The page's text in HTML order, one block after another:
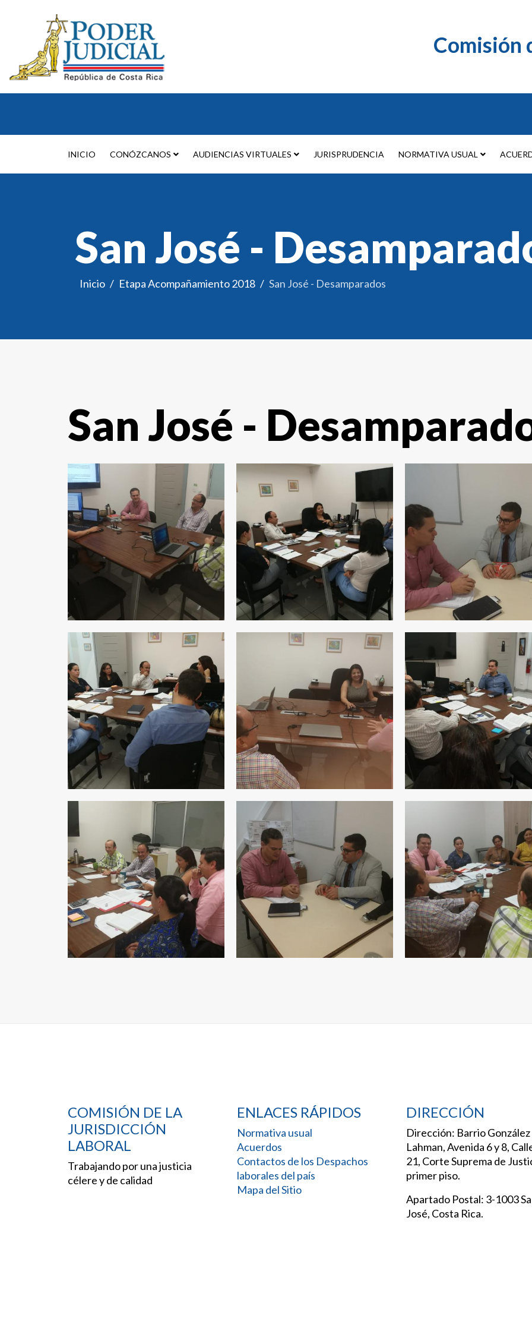
Comisión
INICIO CONÓZCANOS AUDIENCIAS VIRTUALES JURISPRUDENCIA NORMATIVA USUAL
San José -
Inicio Etapa Acompañamiento 2018 San José - Desamparados
San José -
COMISIÓN DE LA
JURISDICCIÓN
LABORAL
Trabajando por una justicia
célere y de calidad
ENLACES RÁPIDOS
Normativa usual
Acuerdos
Contactos de los Despachos
laborales del país
Mapa del Sitio
DIRECCIÓN
Dirección: Barrio González
Lahman, Avenida 6 y 8,
21, Corte Suprema de
primer piso.
Apartado Postal: 3-1003
José, Costa Rica.